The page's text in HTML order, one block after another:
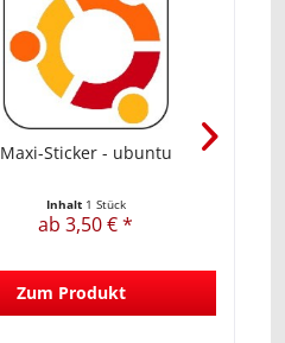
Maxi-Sticker - ubuntu
Inhalt 1 Stück
ab 3,50 € *
Zum Produkt